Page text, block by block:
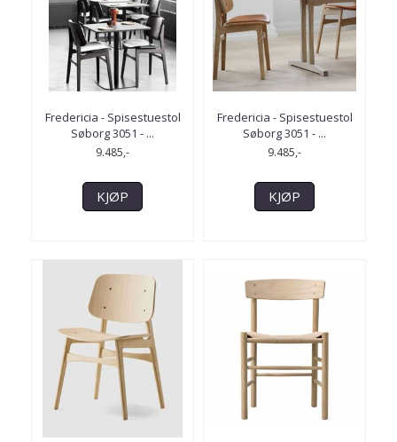
Fredericia - Spisestuestol
Søborg 3051 - ...
9.485,-
KJØP
Fredericia - Spisestuestol
Søborg 3051 - ...
9.485,-
KJØP